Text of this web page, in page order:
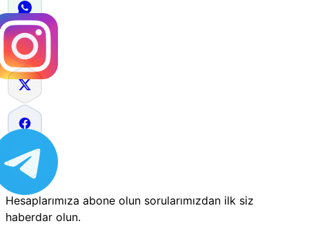
Hesaplarımıza abone olun sorularımızdan ilk siz
haberdar olun.